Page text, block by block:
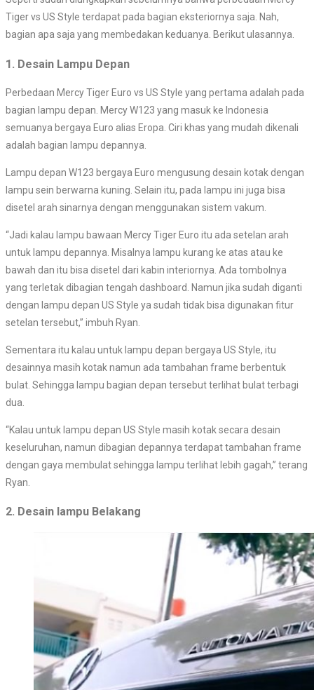
Tiger vs US Style terdapat pada bagian eksteriornya saja. Nah,
bagian apa saja yang membedakan keduanya. Berikut ulasannya.
1. Desain Lampu Depan
Perbedaan Mercy Tiger Euro vs US Style yang pertama adalah pada
bagian lampu depan. Mercy W123 yang masuk ke Indonesia
semuanya bergaya Euro alias Eropa. Ciri khas yang mudah dikenali
adalah bagian lampu depannya.
Lampu depan W123 bergaya Euro mengusung desain kotak dengan
lampu sein berwarna kuning. Selain itu, pada lampu ini juga bisa
disetel arah sinarnya dengan menggunakan sistem vakum.
“Jadi kalau lampu bawaan Mercy Tiger Euro itu ada setelan arah
untuk lampu depannya. Misalnya lampu kurang ke atas atau ke
bawah dan itu bisa disetel dari kabin interiornya. Ada tombolnya
yang terletak dibagian tengah dashboard. Namun jika sudah diganti
dengan lampu depan US Style ya sudah tidak bisa digunakan fitur
setelan tersebut,” imbuh Ryan.
Sementara itu kalau untuk lampu depan bergaya US Style, itu
desainnya masih kotak namun ada tambahan frame berbentuk
bulat. Sehingga lampu bagian depan tersebut terlihat bulat terbagi
dua.
“Kalau untuk lampu depan US Style masih kotak secara desain
keseluruhan, namun dibagian depannya terdapat tambahan frame
dengan gaya membulat sehingga lampu terlihat lebih gagah,” terang
Ryan.
2. Desain lampu Belakang